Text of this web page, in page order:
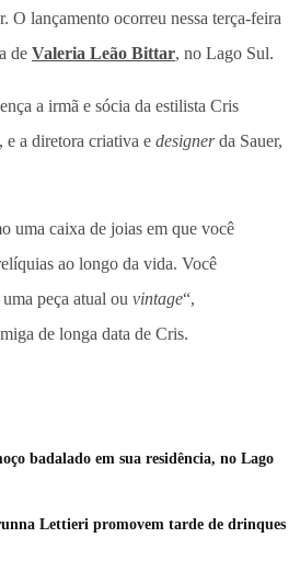
O lançamento ocorreu nessa terça-feira
de Valeria Leão Bittar, no Lago Sul.
a irmã e sócia da estilista Cris
a diretora criativa e designerda Sauer,
uma caixa de joias em que você
ao longo da vida. Você
peça atual ou vintage“,
de longa data de Cris.
badalado em sua residência, no Lago
Lettieri promovem tarde de drinques